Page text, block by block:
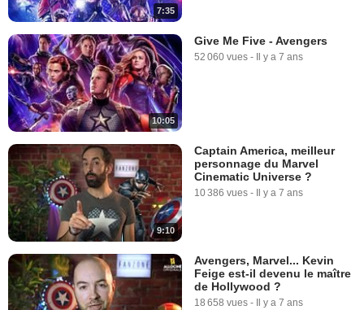
7:35
10:05
Give Me Five - Avengers
52 060 vues - Il y a 7 ans
9:10
Captain America, meilleur
personnage du Marvel
Cinematic Universe ?
10 386 vues - Il y a 7 ans
Avengers, Marvel... Kevin
Feige est-il devenu le maître
de Hollywood ?
18 658 vues - Il y a 7 ans